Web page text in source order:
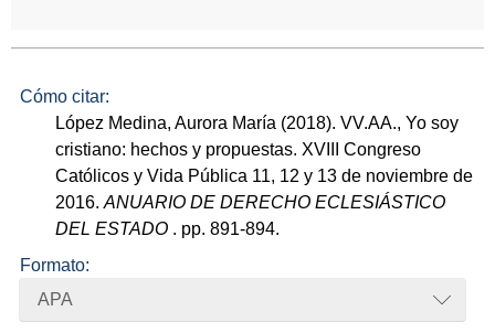
Cómo citar:
López Medina, Aurora María (2018). VV.AA., Yo soy
cristiano: hechos y propuestas. XVIII Congreso
Católicos y Vida Pública 11, 12 y 13 de noviembre de
2016.ANUARIO DE DERECHO ECLESIÁSTICO
DEL ESTADO . pp. 891-894.
Formato:
APA